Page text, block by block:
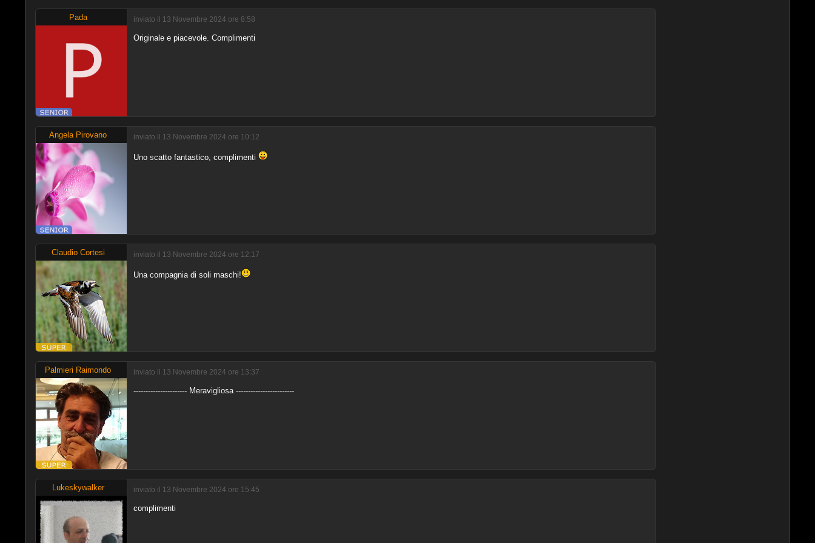
Pada inviato il 13 Novembre 2024 ore 8:58
Originale e piacevole. Complimenti
Angela Pirovano inviato il 13 Novembre 2024 ore 10:12
Uno scatto fantastico, complimenti
Claudio Cortesi inviato il 13 Novembre 2024 ore 12:17
Una compagnia di soli maschi!
Palmieri Raimondo inviato il 13 Novembre 2024 ore 13:37
---------------------- Meravigliosa ------------------------
Lukeskywalker inviato il 13 Novembre 2024 ore 15:45
complimenti